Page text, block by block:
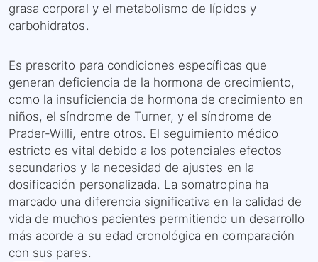
grasa corporal y el metabolismo de lípidos y
carbohidratos.
Es prescrito para condiciones específicas que
generan deficiencia de la hormona de crecimiento,
como la insuficiencia de hormona de crecimiento en
niños, el síndrome de Turner, y el síndrome de
Prader-Willi, entre otros. El seguimiento médico
estricto es vital debido a los potenciales efectos
secundarios y la necesidad de ajustes en la
dosificación personalizada. La somatropina ha
marcado una diferencia significativa en la calidad de
vida de muchos pacientes permitiendo un desarrollo
más acorde a su edad cronológica en comparación
con sus pares.